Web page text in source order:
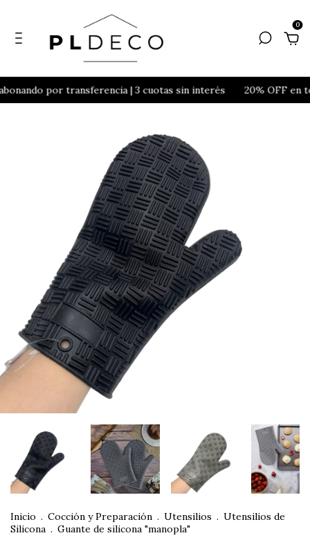
0
por transferencia | 3 cuotas sin interés 20% OFF en
Inicio . Cocción y Preparación . Utensilios . Utensilios de
Silicona . Guante de silicona "manopla"